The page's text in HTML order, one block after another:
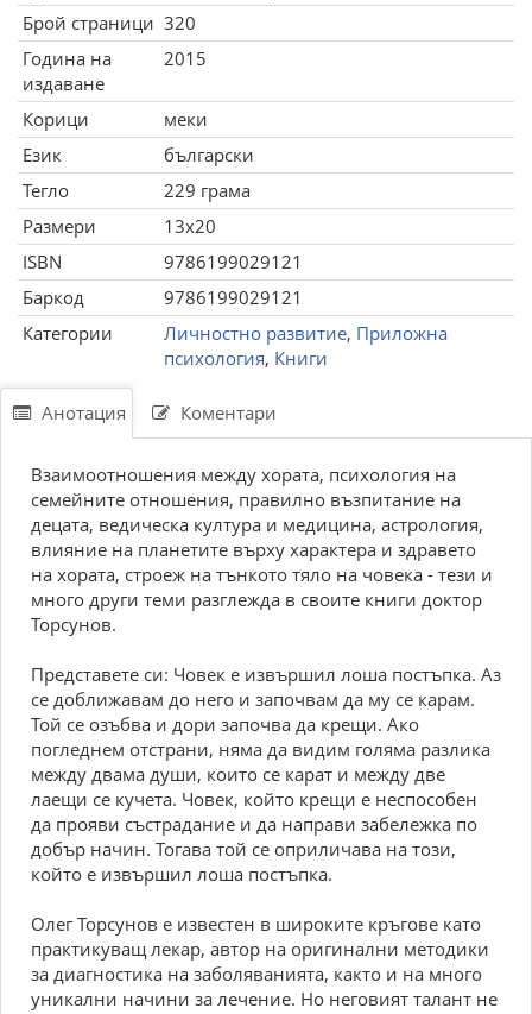
Брой страници 320
Година на
издаване
2015
Корици
меки
Език
български
Тегло
229 грама
Размери
13x20
ISBN
9786199029121
Баркод
9786199029121
Категории
Личностно развитие, Приложна
психология, Книги
Анотация Коментари
Взаимоотношения между хората, психология на
семейните отношения, правилно възпитание на
децата, ведическа култура и медицина, астрология,
влияние на планетите върху характера и здравето
на хората, строеж на тънкото тяло на човека - тези и
много други теми разглежда в своите книги доктор
Торсунов.
Представете си: Човек е извършил лоша постъпка. Аз
се доближавам до него и започвам да му се карам.
Той се озъбва и дори започва да крещи. Ако
погледнем отстрани, няма да видим голяма разлика
между двама души, които се карат и между две
лаещи се кучета. Човек, който крещи е неспособен
да прояви състрадание и да направи забележка по
добър начин. Тогава той се оприличава на този,
който е извършил лоша постъпка.
Олег Торсунов е известен в широките кръгове като
практикуващ лекар, автор на оригинални методики
за диагностика на заболяванията, както и на много
уникални начини за лечение. Но неговият талант не